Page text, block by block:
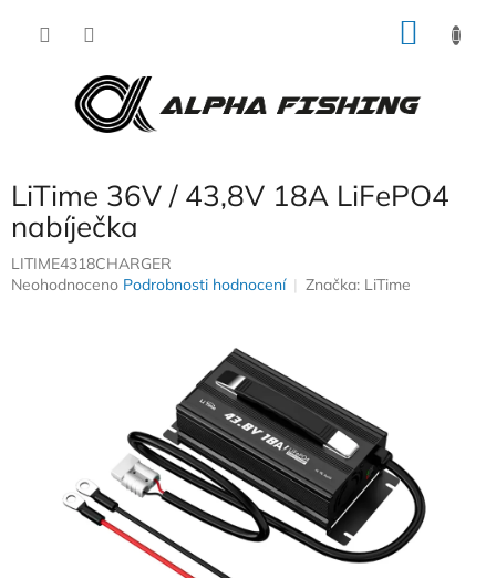
LiTime 36V / 43,8V 18A LiFePO4
nabíječka
LITIME4318CHARGER
Průměrné
Neohodnoceno Podrobnosti hodnocení Značka: LiTime